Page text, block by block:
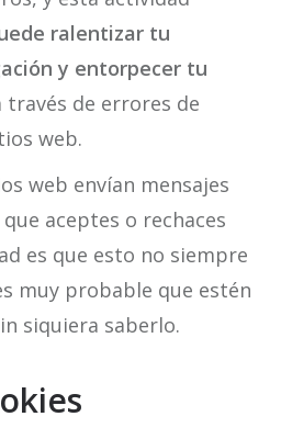
ralentizar tu
y entorpecer tu
través de errores de
web.
web envían mensajes
aceptes o rechaces
es que esto no siempre
muy probable que estén
siquiera saberlo.